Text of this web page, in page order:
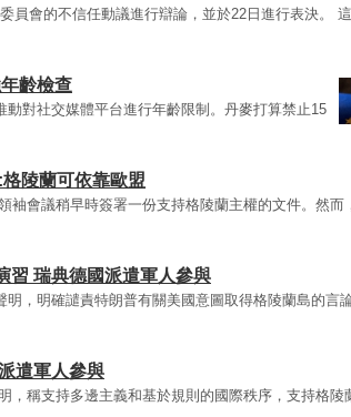
員會的不信任動議進行辯論，並於22日進行表決。
齡檢查
動對社交媒體平台進行年齡限制。丹麥打算禁止15
陵蘭可依靠歐盟
袖會議稍早時簽署一份支持格陵蘭主權的文件。然而
習 瑞典德國派遣軍人參與
明，明確譴責特朗普有關美國意圖取得格陵蘭島的言
遣軍人參與
，稱支持多邊主義和基於規則的國際秩序，支持格陵